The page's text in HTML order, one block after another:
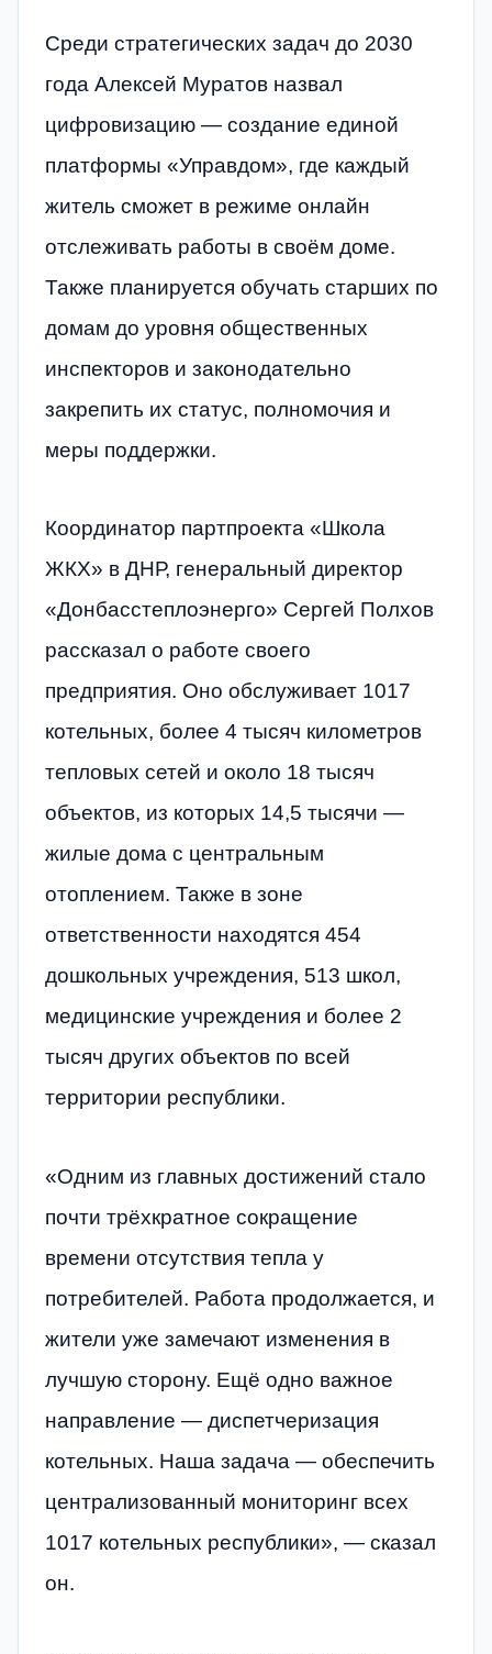
Среди стратегических задач до 2030
года Алексей Муратов назвал
цифровизацию — создание единой
платформы «Управдом», где каждый
житель сможет в режиме онлайн
отслеживать работы в своём доме.
Также планируется обучать старших по
домам до уровня общественных
инспекторов и законодательно
закрепить их статус, полномочия и
меры поддержки.
Координатор партпроекта «Школа
ЖКХ» в ДНР, генеральный директор
«Донбасстеплоэнерго» Сергей Полхов
рассказал о работе своего
предприятия. Оно обслуживает 1017
котельных, более 4 тысяч километров
тепловых сетей и около 18 тысяч
объектов, из которых 14,5 тысячи —
жилые дома с центральным
отоплением. Также в зоне
ответственности находятся 454
дошкольных учреждения, 513 школ,
медицинские учреждения и более 2
тысяч других объектов по всей
территории республики.
«Одним из главных достижений стало
почти трёхкратное сокращение
времени отсутствия тепла у
потребителей. Работа продолжается, и
жители уже замечают изменения в
лучшую сторону. Ещё одно важное
направление — диспетчеризация
котельных. Наша задача — обеспечить
централизованный мониторинг всех
1017 котельных республики», — сказал
он.